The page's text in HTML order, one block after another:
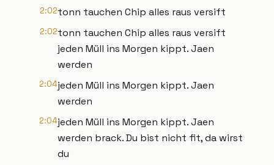
2:02tonn tauchen Chip alles raus versift
2:02tonn tauchen Chip alles raus versift
jeden Müll ins Morgen kippt. Jaen
werden
2:04jeden Müll ins Morgen kippt. Jaen
werden
2:04jeden Müll ins Morgen kippt. Jaen
werden brack. Du bist nicht fit, da wirst
du